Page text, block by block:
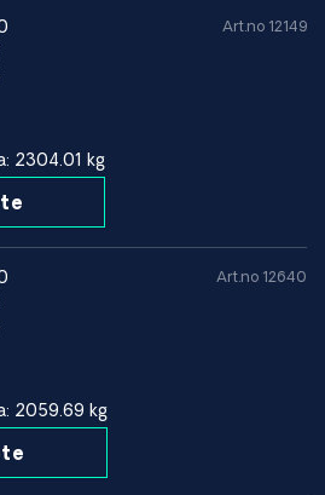
60 / Alloy 218)
218, UNS S21800
ASME SA 193, ASTM A193
syöpymis- ja metalli-metalli-
kuin 304- ja 316-teräksillä
verrattuna austeniittiset teräkset
kuin runsasseosteisilla
2304.01 kg
Art.no 12149
2059.69 kg
Art.no 12640